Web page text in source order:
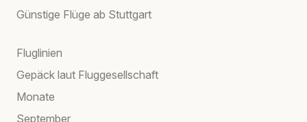
Günstige Flüge ab Stuttgart
Fluglinien
Gepäck laut Fluggesellschaft
Monate
September